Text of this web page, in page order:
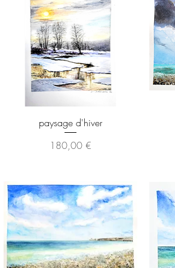
Aperçu rapide
paysage d'hiver
Prix
180,00 €